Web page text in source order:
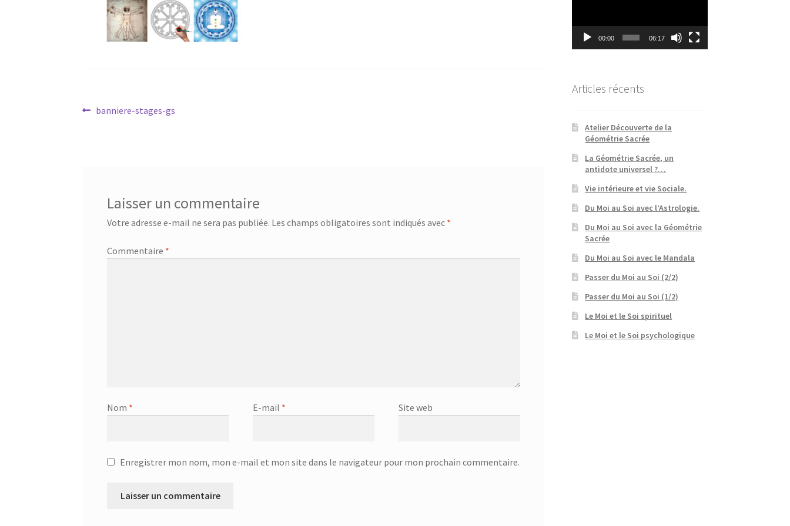
Navigation
Article
banniere-stages-gs
Laisser un commentaire
Votre adresse e-mail ne sera pas publiée. Les champs obligatoires sont indiqués avec *
Commentaire *
Nom * E-mail * Site web
Enregistrer mon nom, mon e-mail et mon site dans le navigateur pour mon prochain commentaire.
00:00 06:17
Articles récents
Atelier Découverte de la
Géométrie Sacrée
La Géométrie Sacrée, un
antidote universel ?…
Vie intérieure et vie Sociale.
Du Moi au Soi avec l’Astrologie.
Du Moi au Soi avec la Géométrie
Sacrée
Du Moi au Soi avec le Mandala
Passer du Moi au Soi (2/2)
Passer du Moi au Soi (1/2)
Le Moi et le Soi spirituel
Le Moi et le Soi psychologique